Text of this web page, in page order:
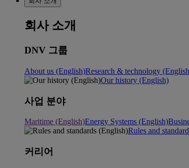
회사 소개
DNV 그룹
About us (English)Research & technology
Our history (English)
사업 분야
Maritime (English)Energy Systems (English)
Rules and
커리어